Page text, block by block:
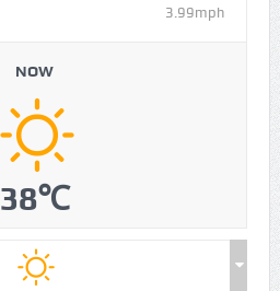
3.99mph
NOW
38℃